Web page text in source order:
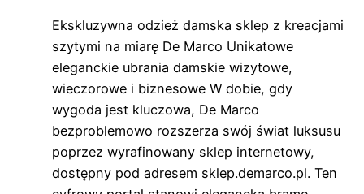
Ekskluzywna odzież damska sklep z kreacjami
szytymi na miarę De Marco Unikatowe
eleganckie ubrania damskie wizytowe,
wieczorowe i biznesowe W dobie, gdy
wygoda jest kluczowa, De Marco
bezproblemowo rozszerza swój świat luksusu
poprzez wyrafinowany sklep internetowy,
dostępny pod adresem sklep.demarco.pl. Ten